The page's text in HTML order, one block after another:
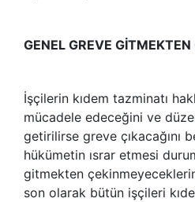
GENEL GREVE
İşçilerin kıdem tazminatı
mücadele edeceğini ve
getirilirse greve çıkacağını
hükümetin ısrar etmesi
gitmekten
son olarak bütün işçileri